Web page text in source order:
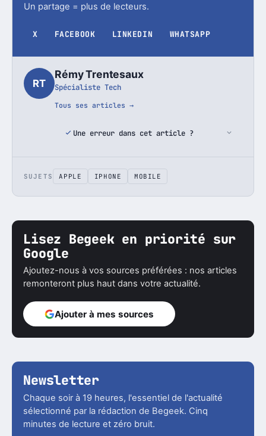
Un partage = plus de lecteurs.
X FACEBOOK LINKEDIN WHATSAPP
RT
Rémy Trentesaux
Spécialiste Tech
Tous ses articles →
Une erreur dans cet article ?
SUJETS APPLE IPHONE MOBILE
Lisez Begeek en priorité sur
Google
Ajoutez-nous à vos sources préférées : nos articles
remonteront plus haut dans votre actualité.
Ajouter à mes sources
Newsletter
Chaque soir à 19 heures, l'essentiel de l'actualité
sélectionné par la rédaction de Begeek. Cinq
minutes de lecture et zéro bruit.